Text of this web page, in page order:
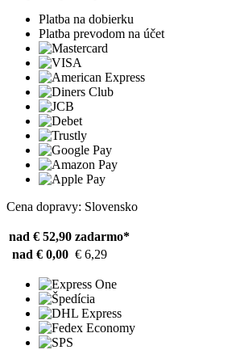
Platba na dobierku
Platba prevodom na účet
Cena dopravy: Slovensko
nad € 52,90 zadarmo*
nad € 0,00 € 6,29